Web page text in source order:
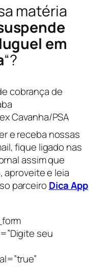
matéria
em
“?
Cavanha/PSA
e receba nossas
fique ligado nas
assim que
aproveite e leia
parceiro Dica App
seu